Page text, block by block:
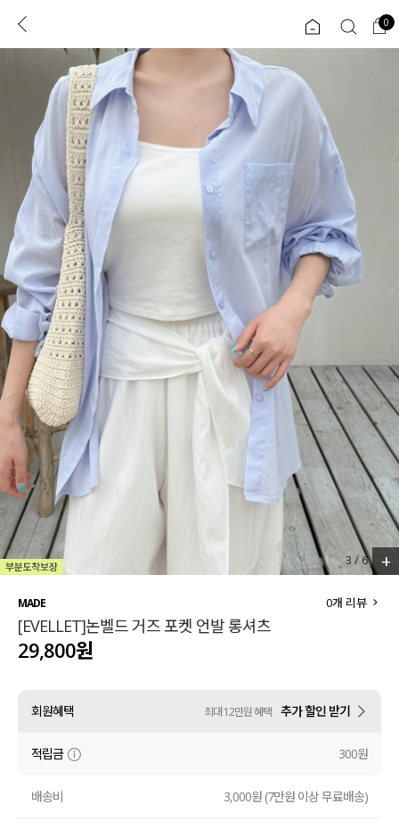
로그인 0
ENG
TW
콘텐츠 리뷰 & 혜택 플러스핏 회원혜택
CATEGORY COMMUNITY
도착보장⚡
인플루언서 pick!
신상 5%
베스트
MADE
세트할인 ~30%
하객룩
살안타템
110사이즈
티셔츠
셔츠
원피스
니트
ALL
익스클루시브
아우터
티셔츠
니트
블라우스
원피스
언더웨어
0
3 /6 +
MADE
[EVELLET]논벨드 거즈 포켓 언발 롱셔츠
0개 리뷰
29,800원
회원혜택 최대 12만원 혜택 추가 할인 받기
적립금 300원
배송비 3,000원 (7만원 이상 무료배송)